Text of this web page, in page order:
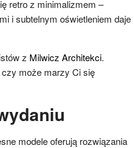
retro z minimalizmem –
i subtelnym oświetleniem daje
z Milwicz Architekci.
może marzy Ci się
modele oferują rozwiązania